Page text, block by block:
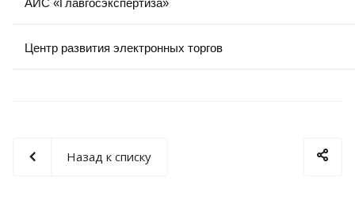
АИС «Главгосэкспертиза»
Центр развития электронных торгов
Назад к списку